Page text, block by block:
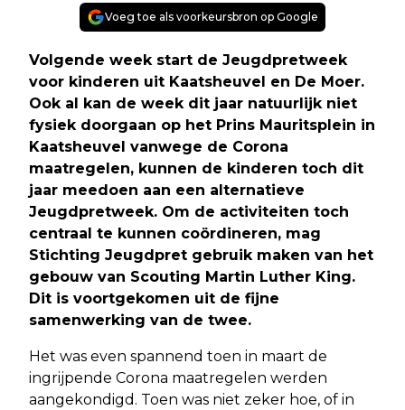
Voeg toe als voorkeursbron op Google
Volgende week start de Jeugdpretweek
voor kinderen uit Kaatsheuvel en De Moer.
Ook al kan de week dit jaar natuurlijk niet
fysiek doorgaan op het Prins Mauritsplein in
Kaatsheuvel vanwege de Corona
maatregelen, kunnen de kinderen toch dit
jaar meedoen aan een alternatieve
Jeugdpretweek. Om de activiteiten toch
centraal te kunnen coördineren, mag
Stichting Jeugdpret gebruik maken van het
gebouw van Scouting Martin Luther King.
Dit is voortgekomen uit de fijne
samenwerking van de twee.
Het was even spannend toen in maart de
ingrijpende Corona maatregelen werden
aangekondigd. Toen was niet zeker hoe, of in